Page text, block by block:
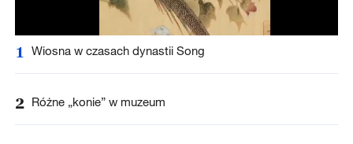
1 Wiosna w czasach dynastii Song
2 Różne „konie” w muzeum